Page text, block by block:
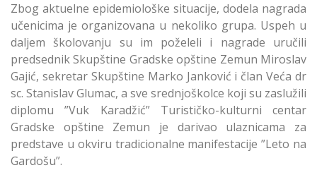
Zbog aktuelne epidemiološke situacije, dodela nagrada
učenicima je organizovana u nekoliko grupa. Uspeh u
daljem školovanju su im poželeli i nagrade uručili
predsednik Skupštine Gradske opštine Zemun Miroslav
Gajić, sekretar Skupštine Marko Janković i član Veća dr
sc. Stanislav Glumac, a sve srednjoškolce koji su zaslužili
diplomu ”Vuk Karadžić” Turističko-kulturni centar
Gradske opštine Zemun je darivao ulaznicama za
predstave u okviru tradicionalne manifestacije ”Leto na
Gardošu”.